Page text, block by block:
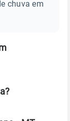
chuva em